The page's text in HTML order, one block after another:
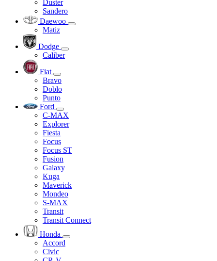
Duster
Sandero
Daewoo
Matiz
Dodge
Caliber
Fiat
Bravo
Doblo
Punto
Ford
C-MAX
Explorer
Fiesta
Focus
Focus ST
Fusion
Galaxy
Kuga
Maverick
Mondeo
S-MAX
Transit
Transit Connect
Honda
Accord
Civic